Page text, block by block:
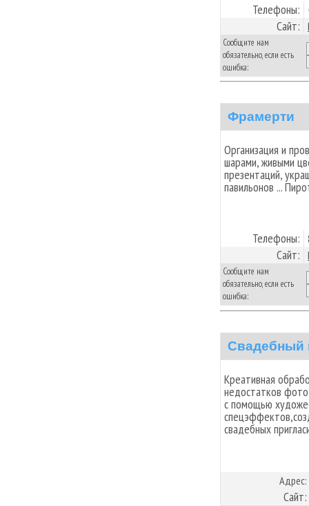
Телефоны:
Сайт:
Сообщите нам
обязательно, если есть
ошибка:
Фрамерти
Организация и
шарами, живыми
презентаций,
павильонов ...
Телефоны:
Сайт:
Сообщите нам
обязательно, если есть
ошибка:
Свадебный
Креативная
недостатков
с помощью
свадебных
Адрес:
Сайт: